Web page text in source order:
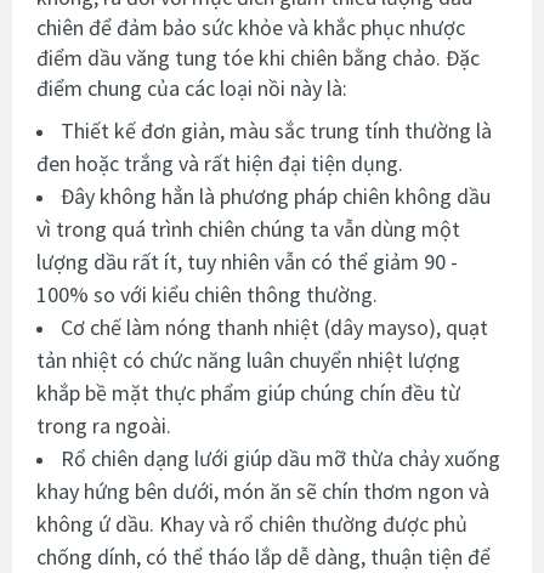
chiên để đảm bảo sức khỏe và khắc phục nhược
điểm dầu văng tung tóe khi chiên bằng chảo. Đặc
điểm chung của các loại nồi này là:
Thiết kế đơn giản, màu sắc trung tính thường là
đen hoặc trắng và rất hiện đại tiện dụng.
Đây không hẳn là phương pháp chiên không dầu
vì trong quá trình chiên chúng ta vẫn dùng một
lượng dầu rất ít, tuy nhiên vẫn có thể giảm 90 -
100% so với kiểu chiên thông thường.
Cơ chế làm nóng thanh nhiệt (dây mayso), quạt
tản nhiệt có chức năng luân chuyển nhiệt lượng
khắp bề mặt thực phẩm giúp chúng chín đều từ
trong ra ngoài.
Rổ chiên dạng lưới giúp dầu mỡ thừa chảy xuống
khay hứng bên dưới, món ăn sẽ chín thơm ngon và
không ứ dầu. Khay và rổ chiên thường được phủ
chống dính, có thể tháo lắp dễ dàng, thuận tiện để